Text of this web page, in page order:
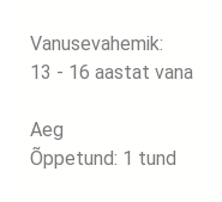
Vanusevahemik:
13 - 16 aastat vana
Aeg
Õppetund: 1 tund